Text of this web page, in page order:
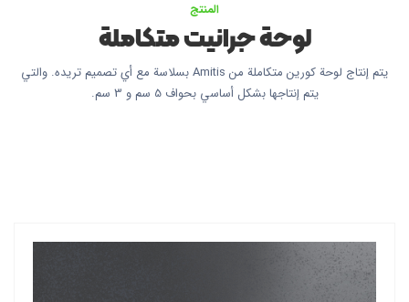
المنتج
لوحة جرانيت متكاملة
يتم إنتاج لوحة كورين متكاملة من Amitis بسلاسة مع أي تصميم تريده. والتي
يتم إنتاجها بشكل أساسي بحواف 5 سم و 3 سم.